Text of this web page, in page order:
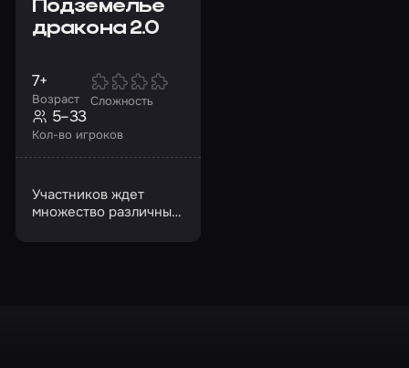
Подземелье
дракона 2.0
Возраст
7+
Сложность
Кол-во игроков
5–33
Участников ждет
множество различных